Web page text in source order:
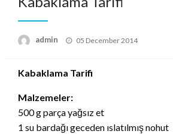
admin
Posted
05 December 2014
Kabaklama Tarifi
Malzemeler:
500 g parça yağsız et
1 su bardağı geceden ıslatılmış nohut